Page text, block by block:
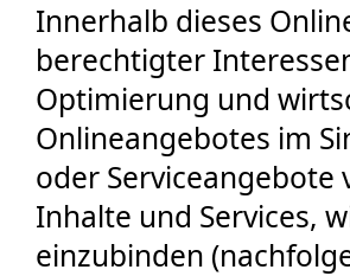
Innerhalb dieses
berechtigter
Optimierung und
Onlineangebotes im
oder
Inhalte und Services,
einzubinden